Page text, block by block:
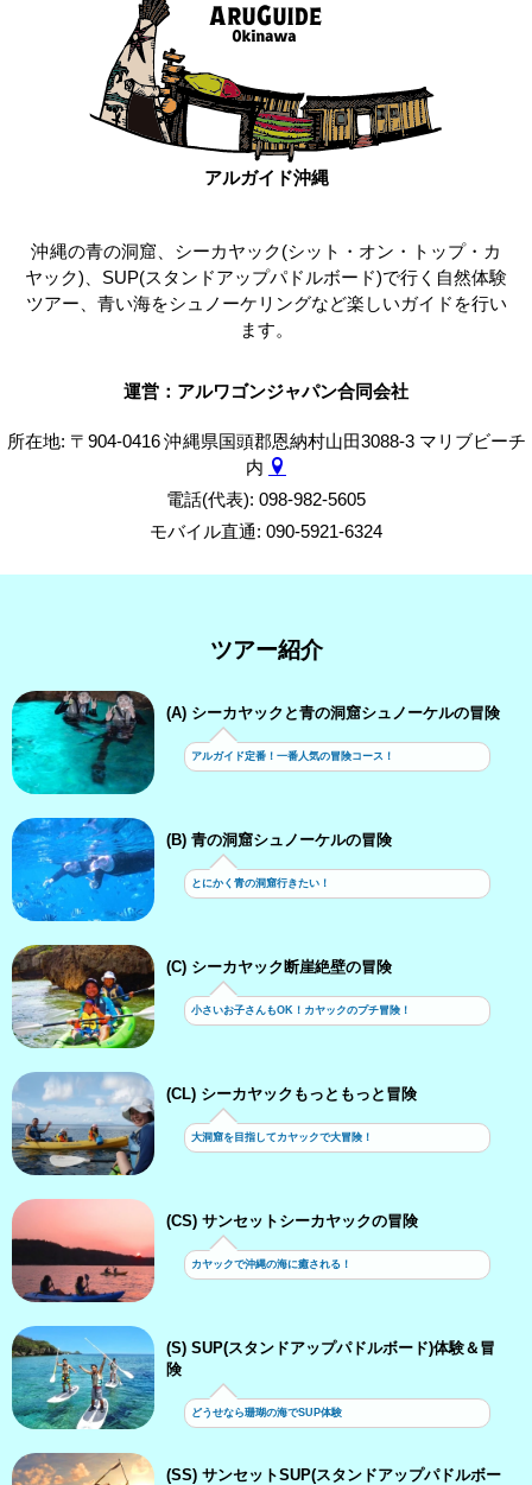
アルガイド沖縄
沖縄の青の洞窟、シーカヤック(シット・オン・トップ・カ
ヤック)、SUP(スタンドアップパドルボード)で行く自然体験
ツアー、青い海をシュノーケリングなど楽しいガイドを行い
ます。
運営：アルワゴンジャパン合同会社
所在地: 〒904-0416 沖縄県国頭郡恩納村山田3088-3 マリブビーチ
内
電話(代表): 098-982-5605
モバイル直通: 090-5921-6324
ツアー紹介
(A) シーカヤックと青の洞窟シュノーケルの冒険
アルガイド定番！一番人気の冒険コース！
(B) 青の洞窟シュノーケルの冒険
とにかく青の洞窟行きたい！
(C) シーカヤック断崖絶壁の冒険
小さいお子さんもOK！カヤックのプチ冒険！
(CL) シーカヤックもっともっと冒険
大洞窟を目指してカヤックで大冒険！
(CS) サンセットシーカヤックの冒険
カヤックで沖縄の海に癒される！
(S) SUP(スタンドアップパドルボード)体験＆冒
険
どうせなら珊瑚の海でSUP体験
(SS) サンセットSUP(スタンドアップパドルボー